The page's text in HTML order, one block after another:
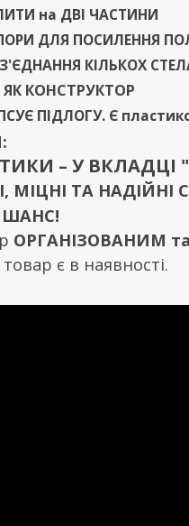
на ДВІ ЧАСТИНИ
ДЛЯ ПОСИЛЕННЯ
КІЛЬКОХ
КОНСТРУКТОР
ПІДЛОГУ. Є
– У ВКЛАДЦІ
МІЦНІ ТА
ШАНС!
ОРГАНІЗОВАНИМ
є в наявності.